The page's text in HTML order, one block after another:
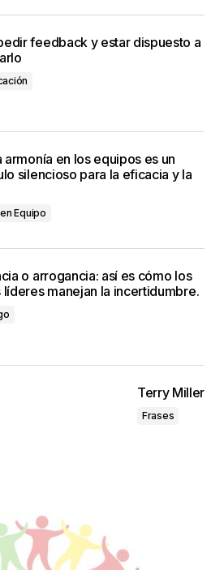
feedback y estar dispuesto a
armonía en los equipos es un
silencioso para la eficacia y la
Equipo
o arrogancia: así es cómo los
líderes manejan la incertidumbre.
Terry Miller
Frases